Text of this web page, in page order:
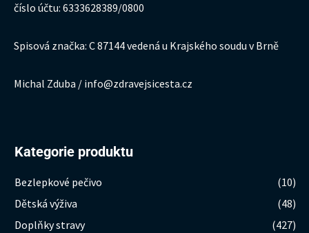
číslo účtu: 6333628389/0800
Spisová značka: C 87144 vedená u Krajského soudu v Brně
Michal Zduba / info@zdravejsicesta.cz
Kategorie produktu
Bezlepkové pečivo
(10)
Dětská výživa
(48)
Doplňky stravy
(427)